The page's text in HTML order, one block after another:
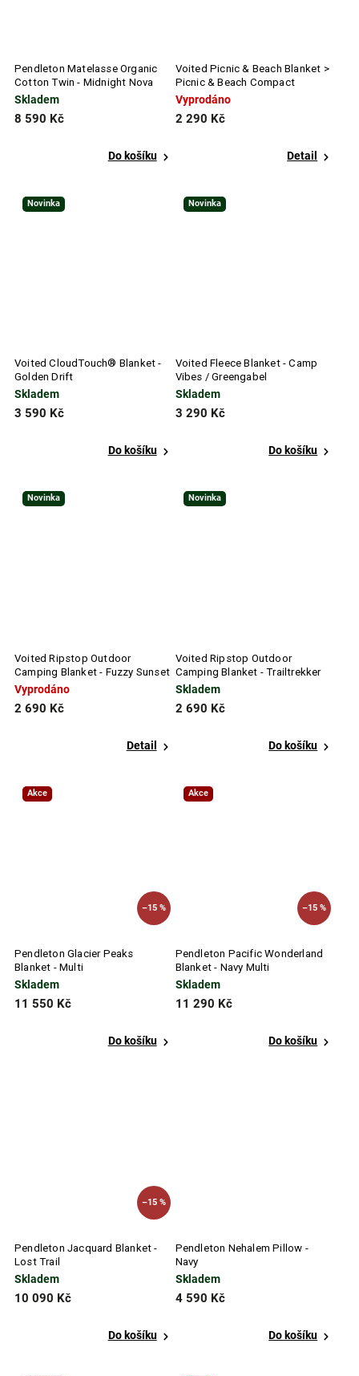
Pendleton Matelasse Organic
Cotton Twin - Midnight Nova
Skladem
8 590 Kč
Do košíku
Voited Picnic & Beach Blanket >
Picnic & Beach Compact
Blanket - Seacrest
Vyprodáno
2 290 Kč
Detail
Novinka
Voited CloudTouch® Blanket -
Golden Drift
Skladem
3 590 Kč
Do košíku
Novinka
Voited Fleece Blanket - Camp
Vibes / Greengabel
Skladem
3 290 Kč
Do košíku
Novinka
Voited Ripstop Outdoor
Camping Blanket - Fuzzy Sunset
Vyprodáno
2 690 Kč
Detail
Novinka
Voited Ripstop Outdoor
Camping Blanket - Trailtrekker
Skladem
2 690 Kč
Do košíku
Akce
–15 %
Pendleton Glacier Peaks
Blanket - Multi
Skladem
11 550 Kč
Do košíku
Akce
–15 %
Pendleton Pacific Wonderland
Blanket - Navy Multi
Skladem
11 290 Kč
Do košíku
–15 %
Pendleton Jacquard Blanket -
Lost Trail
Skladem
10 090 Kč
Do košíku
Pendleton Nehalem Pillow -
Navy
Skladem
4 590 Kč
Do košíku